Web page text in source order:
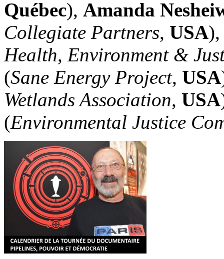
Québec), Amanda
Collegiate Partners, USA
Health, Environment &
(Sane Energy Project, USA
Wetlands Association, USA
(Environmental Justice